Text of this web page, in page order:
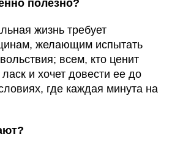
полезно?
жизнь требует
желающим испытать
всем, кто ценит
и хочет довести ее до
где каждая минута на